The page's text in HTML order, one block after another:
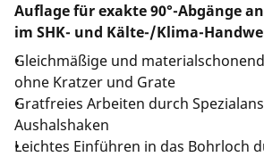
Auflage für exakte 90°-Abgänge
im SHK- und Kälte-/Klima-
Gleichmäßige und
ohne Kratzer und Grate
Gratfreies Arbeiten durch
Aushalshaken
Leichtes Einführen in das Bohrloch